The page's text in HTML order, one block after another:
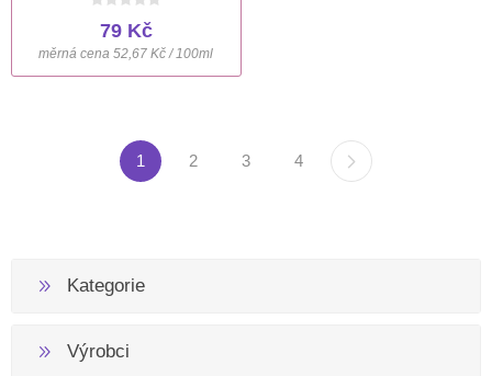
79 Kč
měrná cena 52,67 Kč / 100ml
1 2 3 4
Kategorie
Výrobci